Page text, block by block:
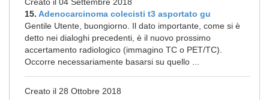
15. Adenocarcinoma colecisti t3 asportato gu
Gentile Utente, buongiorno. Il dato importante, come si è
detto nei dialoghi precedenti, è il nuovo prossimo
accertamento radiologico (immagino TC o PET/TC).
Occorre necessariamente basarsi su quello ...
Creato il 28 Ottobre 2018